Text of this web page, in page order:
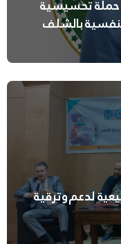
حملة تحسيسية
بالشلف
لدعم وترقية